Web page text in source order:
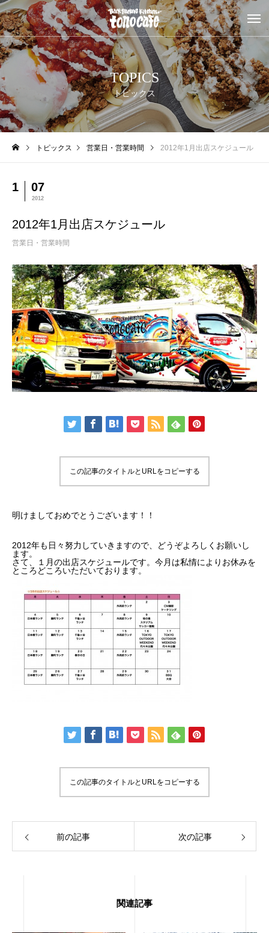
TOPICS
トピックス
トピックス 営業日・営業時間 2012年1月出店スケジュール
1 07
2012
2012年1月出店スケジュール
営業日・営業時間
この記事のタイトルとURLをコピーする
明けましておめでとうございます！！
2012年も日々努力していきますので、どうぞよろしくお願いし
ます。
さて、１月の出店スケジュールです。今月は私情によりお休みを
ところどころいただいております。
この記事のタイトルとURLをコピーする
前の記事 次の記事
関連記事